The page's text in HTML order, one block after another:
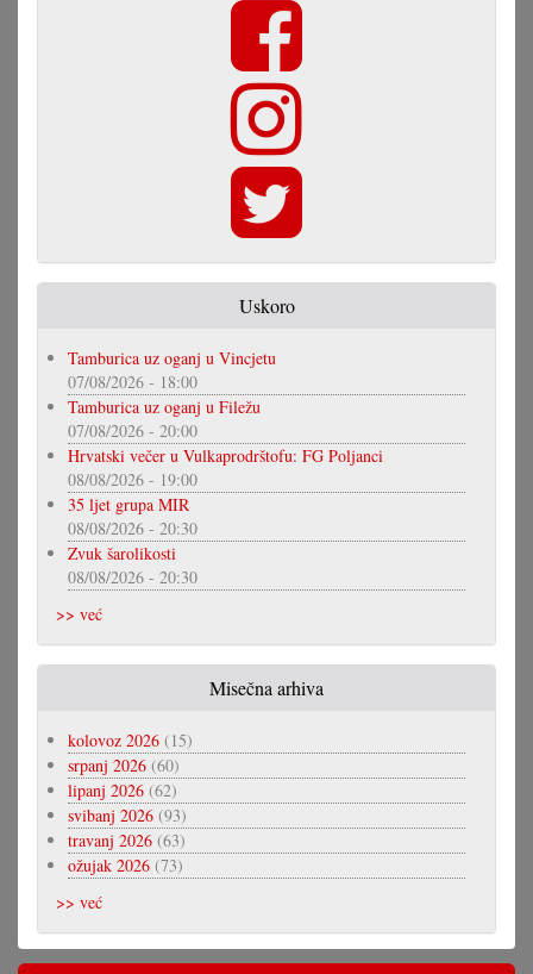
Uskoro
Tamburica uz oganj u Vincjetu
07/08/2026 - 18:00
Tamburica uz oganj u Filežu
07/08/2026 - 20:00
Hrvatski večer u Vulkaprodrštofu: FG Poljanci
08/08/2026 - 19:00
35 ljet grupa MIR
08/08/2026 - 20:30
Zvuk šarolikosti
08/08/2026 - 20:30
>> već
Misečna arhiva
kolovoz 2026 (15)
srpanj 2026 (60)
lipanj 2026 (62)
svibanj 2026 (93)
travanj 2026 (63)
ožujak 2026 (73)
>> već